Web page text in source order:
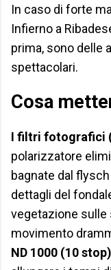
In caso di forte
Infierno a
prima, sono delle
spettacolari.
Cosa
I filtri fotografici
polarizzatore
bagnate dal
dettagli del
vegetazione sulle
movimento
ND 1000 (10 stop)